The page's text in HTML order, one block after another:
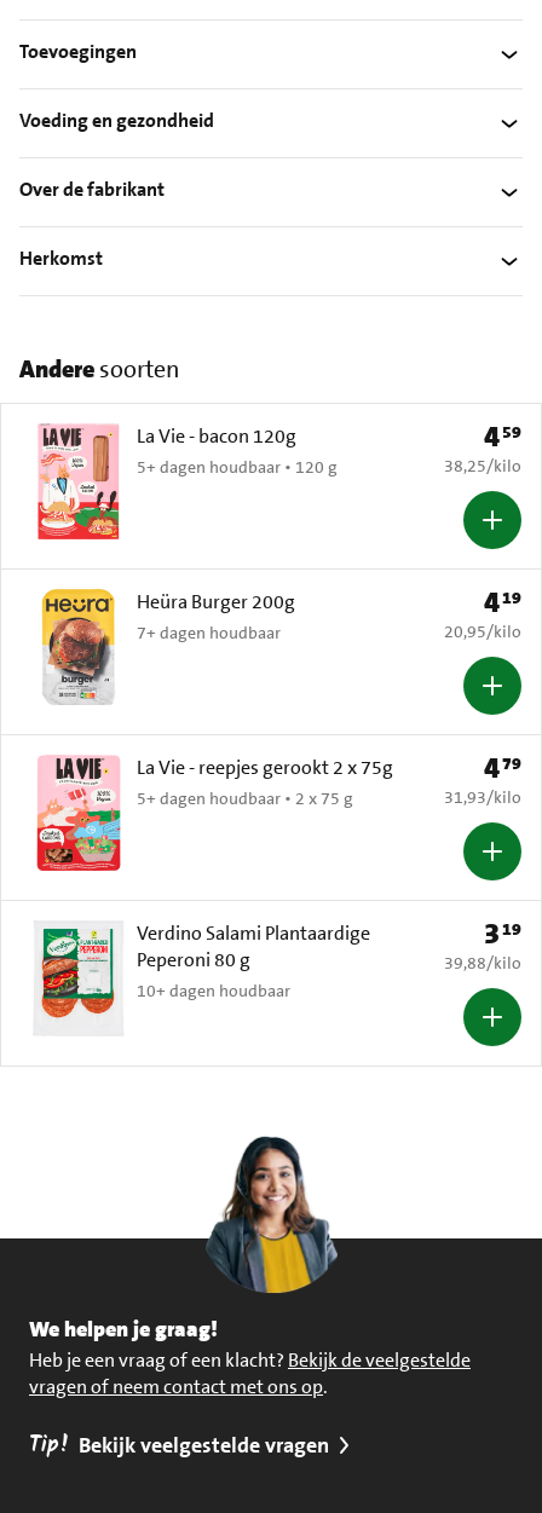
Toevoegingen
Voeding en gezondheid
Over de fabrikant
Herkomst
Anderesoorten
La Vie - bacon 120g
5+ dagen houdbaar • 120 g
Prijs:
459
€ 38,25 per
38,25/kilo
Heüra Burger 200g
7+ dagen houdbaar
Prijs:
419
€ 20,95 per
20,95/kilo
La Vie - reepjes gerookt 2 x 75g
5+ dagen houdbaar • 2 x 75 g
Prijs:
479
€ 31,93 per
31,93/kilo
Verdino Salami Plantaardige
Peperoni 80 g
10+ dagen houdbaar
Prijs:
319
€ 39,88 per
39,88/kilo
We helpen je graag!
Heb je een vraag of een klacht? Bekijk de veelgestelde
vragen of neem contact met ons op.
Tip! Bekijk veelgestelde vragen